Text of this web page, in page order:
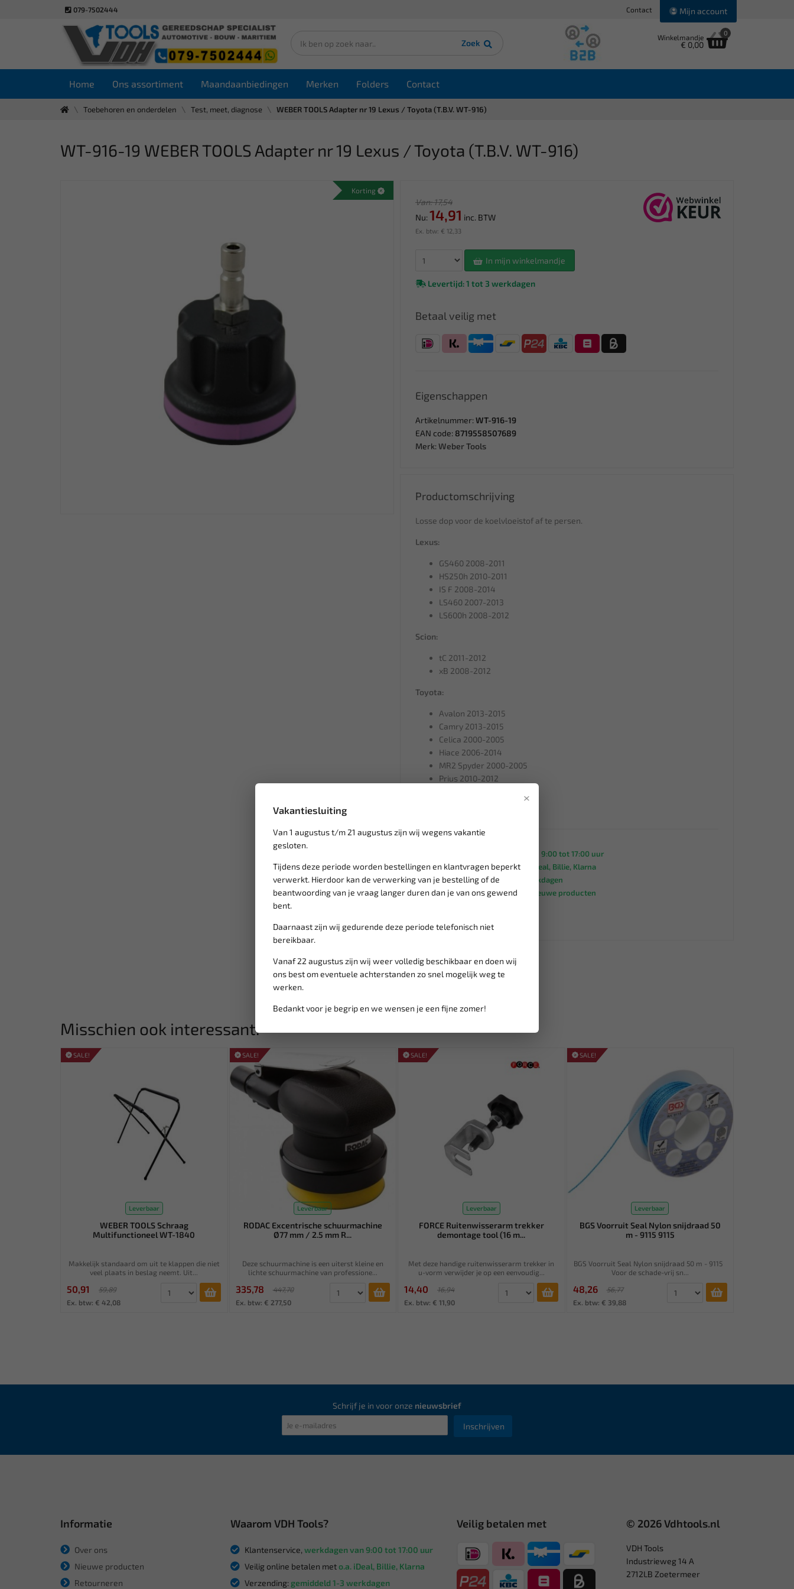
079-7502444 Contact Mijn account
Zoek
Winkelmandje
€ 0,00
0
Home Ons assortiment Maandaanbiedingen Merken Folders Contact
Toebehoren en onderdelen Test, meet, diagnose WEBER TOOLS Adapter nr 19 Lexus / Toyota (T.B.V. WT-916)
×
Vakantiesluiting
Van 1 augustus t/m 21 augustus zijn wij wegens vakantie
gesloten.
Tijdens deze periode worden bestellingen en klantvragen beperkt
verwerkt. Hierdoor kan de verwerking van je bestelling of de
beantwoording van je vraag langer duren dan je van ons gewend
bent.
Daarnaast zijn wij gedurende deze periode telefonisch niet
bereikbaar.
Vanaf 22 augustus zijn wij weer volledig beschikbaar en doen wij
ons best om eventuele achterstanden zo snel mogelijk weg te
werken.
Bedankt voor je begrip en we wensen je een fijne zomer!
WT-916-19 WEBER TOOLS Adapter nr 19 Lexus / Toyota (T.B.V. WT-916)
Korting
Van: 17,54
Nu: 14,91 inc. BTW
Ex. btw: € 12,33
In mijn winkelmandje
Levertijd: 1 tot 3 werkdagen
Betaal veilig met
Eigenschappen
Artikelnummer: WT-916-19
EAN code: 8719558507689
Merk: Weber Tools
Productomschrijving
Losse dop voor de koelvloeistof af te persen.
Lexus:
GS460 2008-2011
HS250h 2010-2011
IS F 2008-2014
LS460 2007-2013
LS600h 2008-2012
Scion:
tC 2011-2012
xB 2008-2012
Toyota:
Avalon 2013-2015
Camry 2013-2015
Celica 2000-2005
Hiace 2006-2014
MR2 Spyder 2000-2005
Prius 2010-2012
werkdagen van 9:00 tot 17:00 uur
Veilig online betalen meto.a. iDeal, Billie, Klarna
Verzending:gemiddeld 1-3 werkdagen
Groot assortiment,wekelijks nieuwe producten
Misschien ook interessant:
SALE!
Leverbaar
WEBER TOOLS Schraag
Multifunctioneel WT-1840
Makkelijk standaard om uit te klappen die niet
veel plaats in beslag neemt. Uit...
50,91
59,89
Ex. btw: € 42,08
SALE!
Leverbaar
RODAC Excentrische schuurmachine
Ø77 mm / 2.5 mm R...
Deze schuurmachine is een uiterst kleine en
lichte schuurmachine van professione...
335,78
447,70
Ex. btw: € 277,50
SALE!
Leverbaar
FORCE Ruitenwisserarm trekker
demontage tool (16 m...
Met deze handige ruitenwisserarm trekker in
u-vorm verwijder je op een eenvoudig...
14,40
16,94
Ex. btw: € 11,90
SALE!
Leverbaar
BGS Voorruit Seal Nylon snijdraad 50
m - 9115 9115
BGS Voorruit Seal Nylon snijdraad 50 m - 9115
Voor de schade-vrij sn...
48,26
56,77
Ex. btw: € 39,88
Schrijf je in voor onze nieuwsbrief
Inschrijven
Informatie
Over ons
Nieuwe producten
Retourneren
Waarom VDH Tools?
Klantenservice, werkdagen van 9:00 tot 17:00 uur
Veilig online betalen meto.a. iDeal, Billie, Klarna
Verzending: gemiddeld 1-3 werkdagen
Veilig betalen met © 2026 Vdhtools.nl
VDH Tools
Industrieweg 14 A
2712LB Zoetermeer